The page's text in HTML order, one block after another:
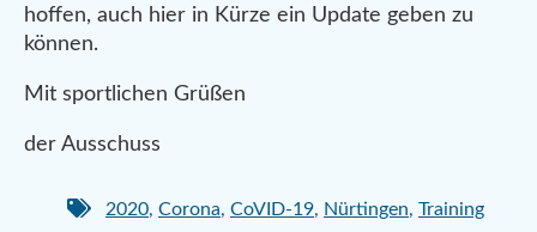
hoffen, auch hier in Kürze ein Update geben zu
können.
Mit sportlichen Grüßen
der Ausschuss
2020, Corona, CoVID-19, Nürtingen, Training